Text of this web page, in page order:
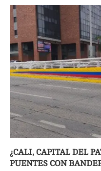
¿CALI, CAPITAL DEL
PUENTES CON